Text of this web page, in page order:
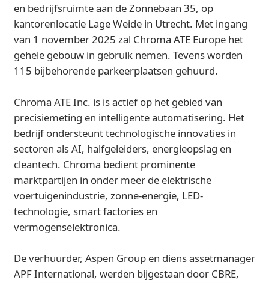
en bedrijfsruimte aan de Zonnebaan 35, op
kantorenlocatie Lage Weide in Utrecht. Met ingang
van 1 november 2025 zal Chroma ATE Europe het
gehele gebouw in gebruik nemen. Tevens worden
115 bijbehorende parkeerplaatsen gehuurd.
Chroma ATE Inc. is is actief op het gebied van
precisiemeting en intelligente automatisering. Het
bedrijf ondersteunt technologische innovaties in
sectoren als AI, halfgeleiders, energieopslag en
cleantech. Chroma bedient prominente
marktpartijen in onder meer de elektrische
voertuigenindustrie, zonne-energie, LED-
technologie, smart factories en
vermogenselektronica.
De verhuurder, Aspen Group en diens assetmanager
APF International, werden bijgestaan door CBRE,